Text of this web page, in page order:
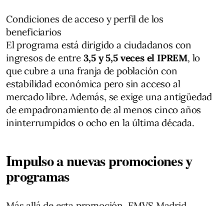
Condiciones de acceso y perfil de los
beneficiarios
El programa está dirigido a ciudadanos con
ingresos de entre 3,5 y 5,5 veces el IPREM, lo
que cubre a una franja de población con
estabilidad económica pero sin acceso al
mercado libre. Además, se exige una antigüedad
de empadronamiento de al menos cinco años
ininterrumpidos o ocho en la última década.
Impulso a nuevas promociones y
programas